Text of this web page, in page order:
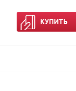
КУПИТЬ